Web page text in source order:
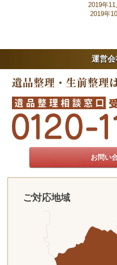
2019年11
2019年
運営会
お問い
ご対応地域